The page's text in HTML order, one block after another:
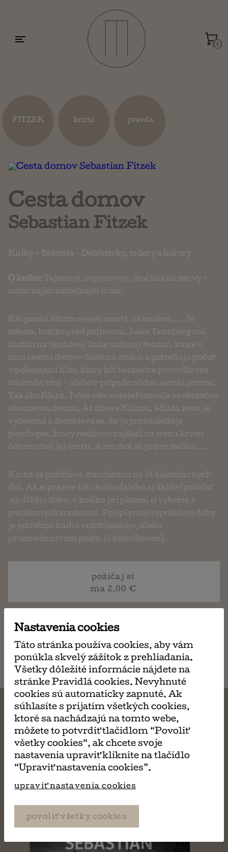
0
FITZEK krimi pravda
Cesta domov
Sebastian Fitzek
Knihy - Beletria - Detektívky, trilery a horory
O knihe: Tajomný, represívny, útočiaci na nervy -
autor najstrašidelnejší triler.
Kto pozná dátum svojej smrti, už umiera.... Je
sobota, krátko pred polnocou. Jules Tannberg má
službu na tiesňovej linke určenej ženám, ktoré v
noci cestou domov dostanú strach a potrebujú počuť
upokojujúci hlas, ktorý ich bezpečne prevedie cez
nástrahy tmy - alebo v prípade núdze zavolá pomoc.
Tak ako Klara. Jules ešte netelefonovala so skutočne
ohrozenou ženou. Až dnes s Klárou. Mladá žena je
vydesená a domnieva sa, že ju prenasleduje
psychopat, ktorý nedávno napísal na stenu krvou
dátum: deň jej smrti. A ten deň sa práve začína....
Kniha sa požičiava štandardne na 14 kalendárnych
dní. Ak si prajete túto knihu (alebo aj ďalšie) požičať
na dlhšiu dobu, v košíku pri platení si vyberte z
ponúkaných možností. Po uplynutí výpožičnej doby
je potrebné knihu vrátiť (osobne, alebo
prostredníctvom pošty, či zásielkovne).
požičaj si
ma 2,00 €
MÔŽE SA VÁM TIEŽ
PÁČIŤ
Nastavenia cookies
Táto stránka používa cookies, aby vám
ponúkla skvelý zážitok z prehliadania.
Všetky dôležité informácie nájdete na
stránke Pravidlá cookies. Nevyhnuté
cookies sú automaticky zapnuté. Ak
súhlasíte s prijatím všetkých cookies,
ktoré sa nachádzajú na tomto webe,
môžete to potvrdiť tlačidlom “Povoliť
všetky cookies“, ak chcete svoje
nastavenia upraviť kliknite na tlačidlo
“Upraviť nastavenia cookies”.
upraviť nastavenia cookies
povoliť všetky cookies